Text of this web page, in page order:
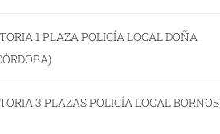
1 PLAZA POLICÍA LOCAL DOÑA
3 PLAZAS POLICÍA LOCAL BORNOS